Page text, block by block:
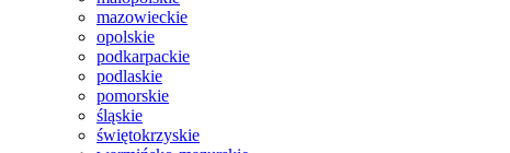
mazowieckie
opolskie
podkarpackie
podlaskie
pomorskie
śląskie
świętokrzyskie